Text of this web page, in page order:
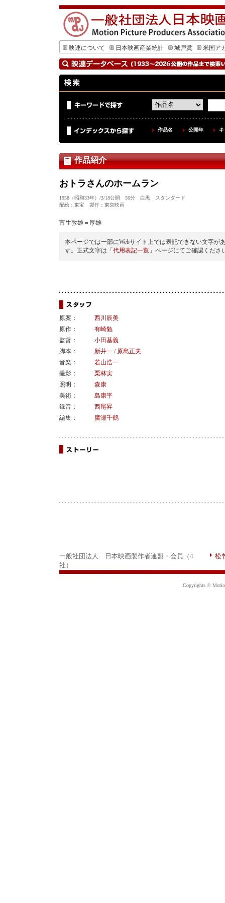
映連について 日本映画産業統計 城戸賞 米国ア
作品名 公開年
作品紹介
おトラさんのホームラン
1958（昭和33年）/3/18公開 56分 白黒 スタンダード
配給：東宝 製作：東京映画
富生敦雄＝厚雄
本ページでは一部にWebサイト上では表記できない文字が
す。正式文字は「 代用表記一覧」ページにてご確認くださ
原案：
西川辰美
原作：
有崎勉
監督：
小田基義
脚本：
新井一/ 原島正夫
音楽：
若山浩一
撮影：
栗林実
照明：
森康
美術：
島康平
録音：
西尾昇
編集：
廣瀬千鶴
一般社団法人 日本映画製作者連盟・会員（4
社）
松
Copyrights ©